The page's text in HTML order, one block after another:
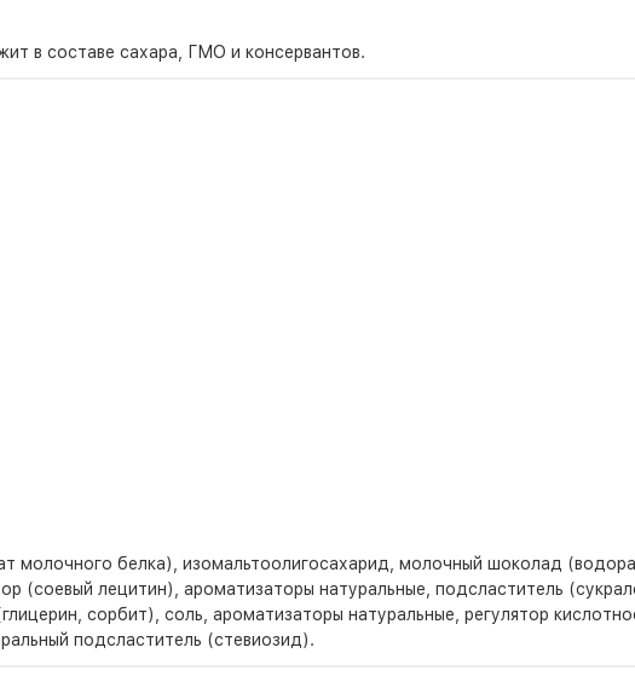
в составе сахара, ГМО и консервантов.
молочного белка), изомальтоолигосахарид, молочный шоколад
(соевый лецитин), ароматизаторы натуральные, подсластитель
сорбит), соль, ароматизаторы натуральные, регулятор
подсластитель (стевиозид).